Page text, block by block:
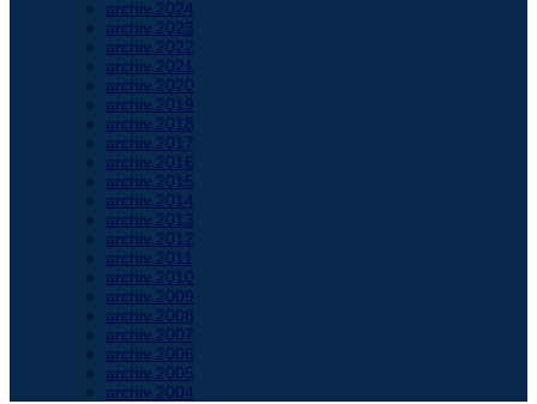
archiv 2024
archiv 2023
archiv 2022
archiv 2021
archiv 2020
archiv 2019
archiv 2018
archiv 2017
archiv 2016
archiv 2015
archiv 2014
archiv 2013
archiv 2012
archiv 2011
archiv 2010
archiv 2009
archiv 2008
archiv 2007
archiv 2006
archiv 2005
archiv 2004